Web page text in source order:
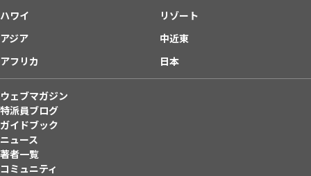
ハワイ
リゾート
アジア
中近東
アフリカ
日本
ウェブマガジン
特派員ブログ
ガイドブック
ニュース
著者一覧
コミュニティ